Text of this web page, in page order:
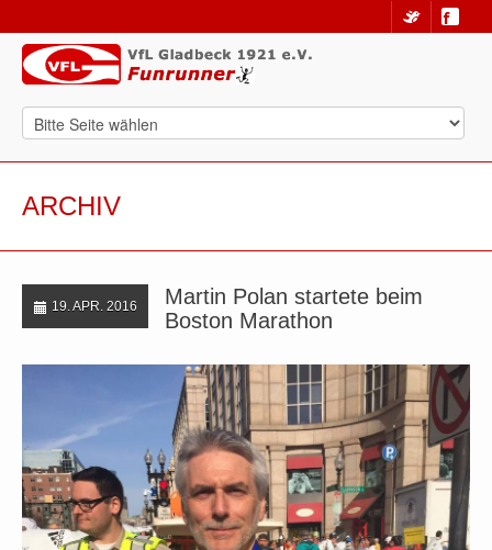
ARCHIV
19. APR. 2016
Martin Polan startete beim
Boston Marathon